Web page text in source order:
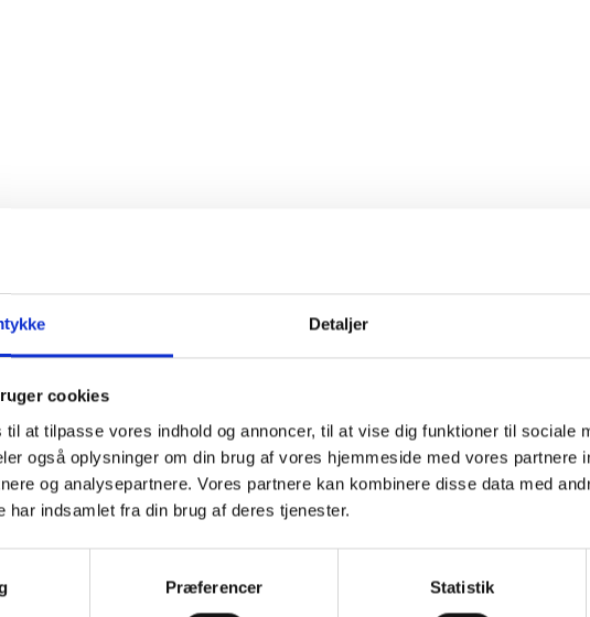
Detaljer
cookies
til at tilpasse vores indhold og annoncer, til at vise dig funktioner til sociale
også oplysninger om din brug af vores hjemmeside med vores partnere
og analysepartnere. Vores partnere kan kombinere disse data med
har indsamlet fra din brug af deres tjenester.
Præferencer Statistik